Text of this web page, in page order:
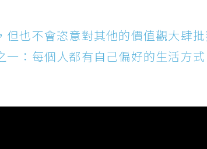
也不會恣意對其他的價值觀大肆
：每個人都有自己偏好的生活方